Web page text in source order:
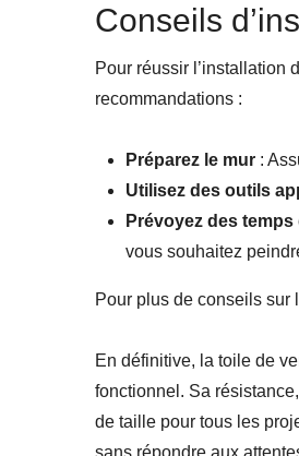
Conseils
Pour réussir l’installation
recommandations :
Préparez le mur :
Utilisez des outils
Prévoyez des
vous souhaitez
Pour plus de conseils sur
En définitive, la toile de
fonctionnel. Sa
de taille pour tous les
sans répondre aux